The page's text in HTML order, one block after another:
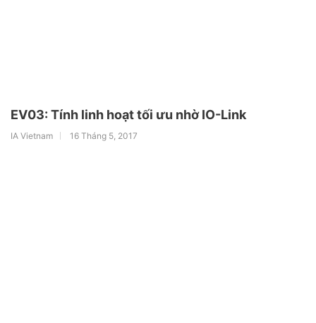
EV03: Tính linh hoạt tối ưu nhờ IO-Link
IA Vietnam 16 Tháng 5, 2017